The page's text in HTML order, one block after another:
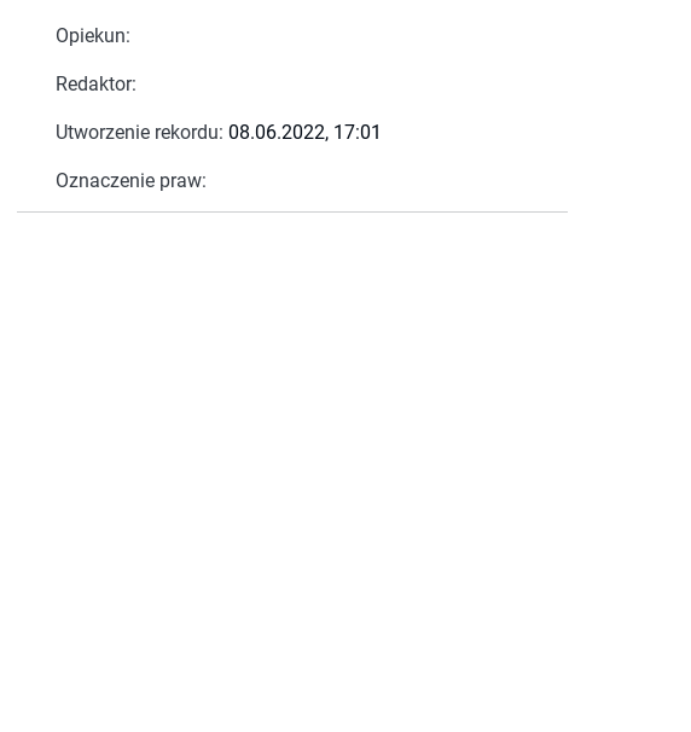
Opiekun:
Redaktor:
Utworzenie rekordu: 08.06.2022, 17:01
Oznaczenie praw: